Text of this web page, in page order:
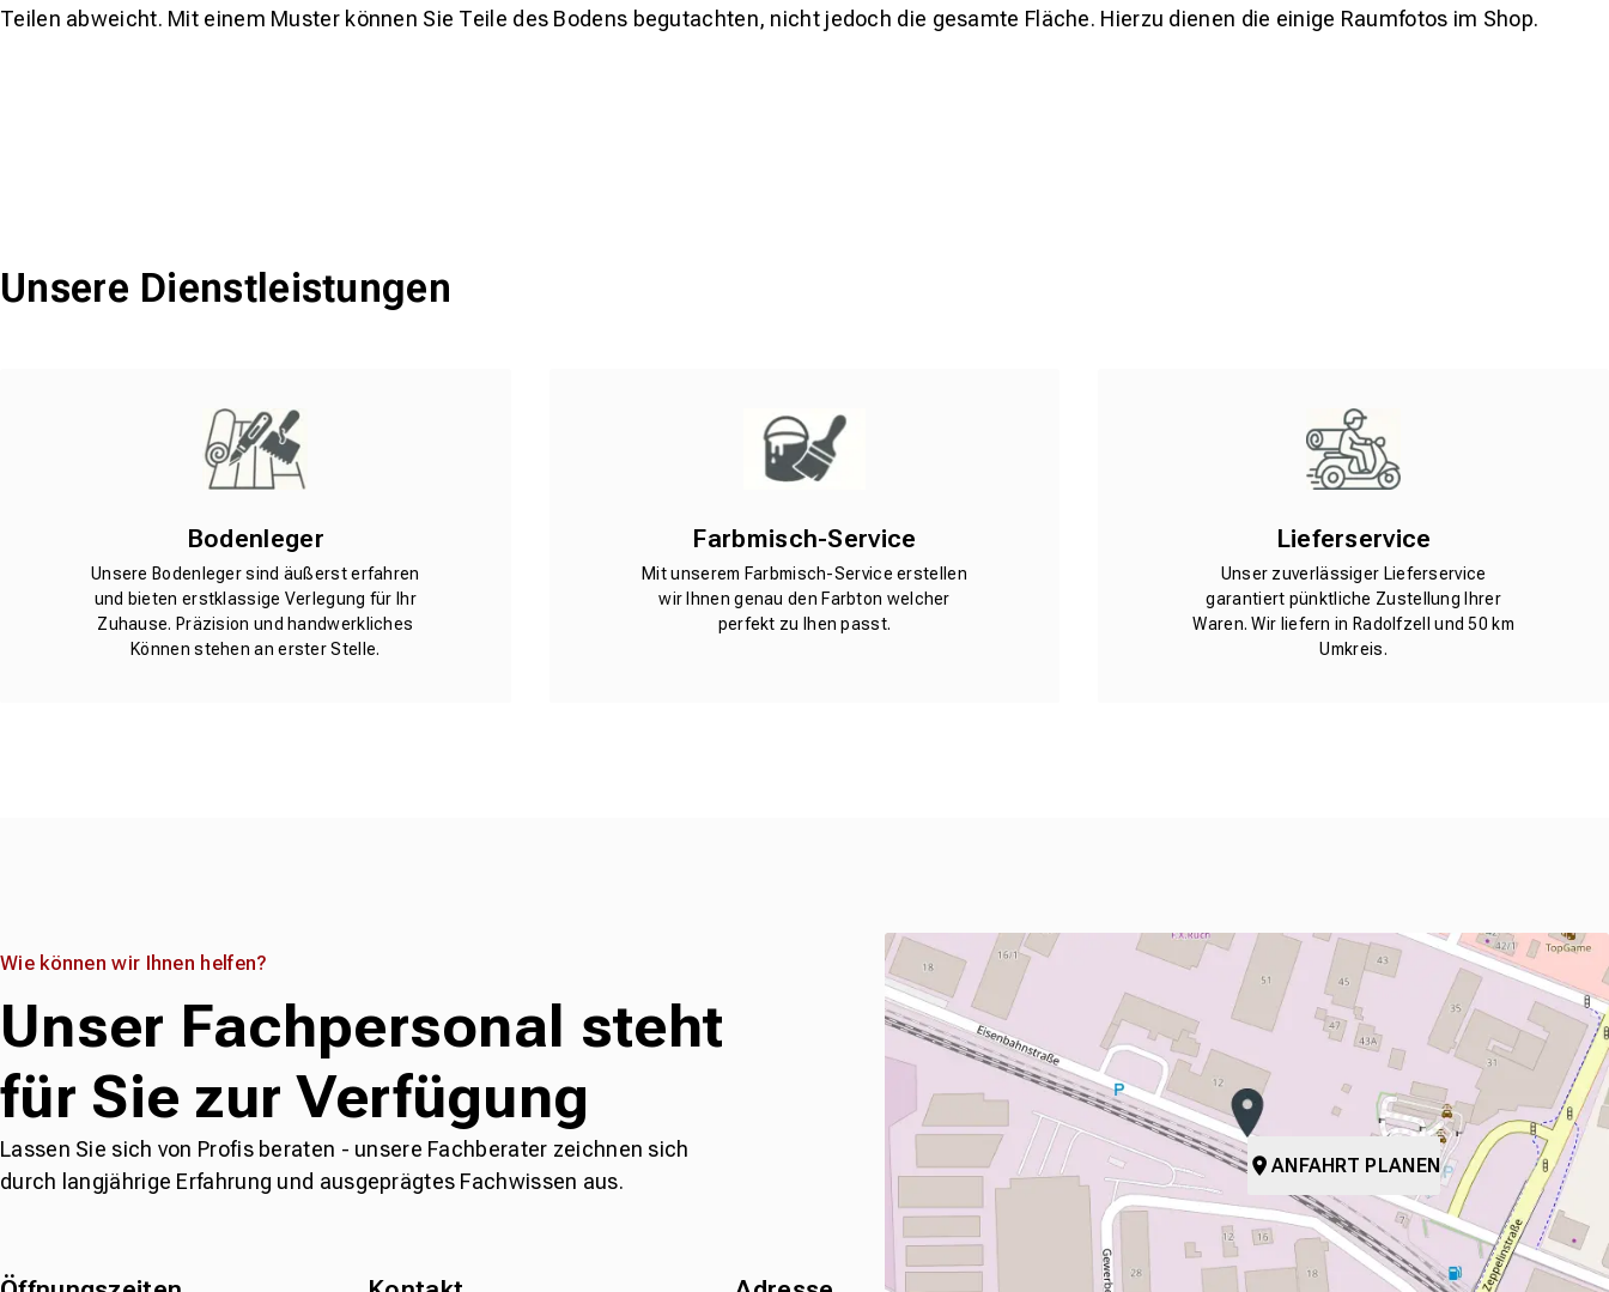
Teilen abweicht. Mit einem Muster können Sie Teile des Bodens begutachten, nicht jedoch die gesamte Fläche. Hierzu dienen die einige Raumfotos im Shop.
Unsere Dienstleistungen
Bodenleger
Unsere Bodenleger sind äußerst erfahren
und bieten erstklassige Verlegung für Ihr
Zuhause. Präzision und handwerkliches
Können stehen an erster Stelle.
Farbmisch-Service
Mit unserem Farbmisch-Service erstellen
wir Ihnen genau den Farbton welcher
perfekt zu Ihen passt.
Lieferservice
Unser zuverlässiger Lieferservice
garantiert pünktliche Zustellung Ihrer
Waren. Wir liefern in Radolfzell und 50 km
Umkreis.
Wie können wir Ihnen helfen?
Unser Fachpersonal steht
für Sie zur Verfügung
Lassen Sie sich von Profis beraten - unsere Fachberater zeichnen sich
durch langjährige Erfahrung und ausgeprägtes Fachwissen aus.
ANFAHRT PLANEN